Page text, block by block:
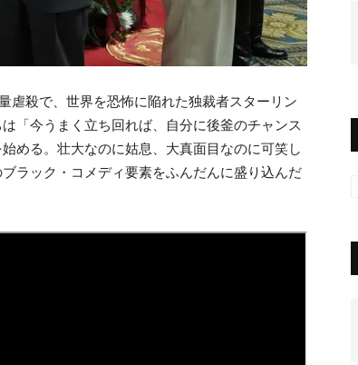
虐殺で、世界を恐怖に陥れた独裁者スターリン
「今うまく立ち回れば、自分に後釜のチャンス
始める。壮大なのに姑息、大真面目なのに可笑し
ブラック・コメディ要素をふんだんに盛り込んだ